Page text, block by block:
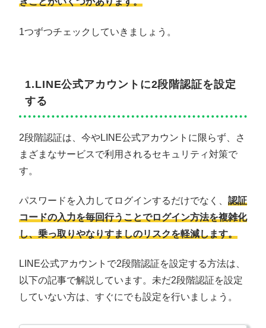
1つずつチェックしていきましょう。
1.LINE公式アカウントに2段階認証を設定
する
2段階認証は、今やLINE公式アカウントに限らず、さ
まざまなサービスで利用されるセキュリティ対策で
す。
パスワードを入力してログインするだけでなく、 認証
コードの入力を毎回行うことでログイン方法を複雑化
し、乗っ取りやなりすましのリスクを軽減します。
LINE公式アカウントで2段階認証を設定する方法は、
以下の記事で解説しています。未だ2段階認証を設定
していない方は、すぐにでも設定を行いましょう。